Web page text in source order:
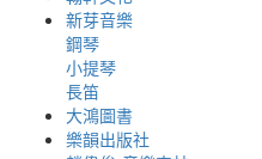
新芽音樂
鋼琴
小提琴
長笛
大鴻圖書
樂韻出版社